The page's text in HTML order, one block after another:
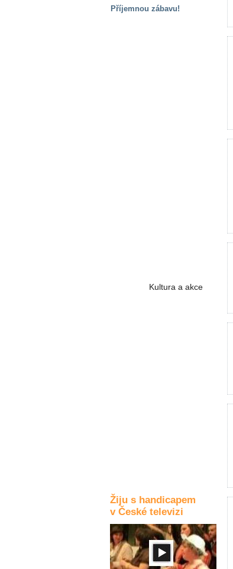
Příjemnou zábavu!
Kultura a akce
Žiju s handicapem
v České televizi